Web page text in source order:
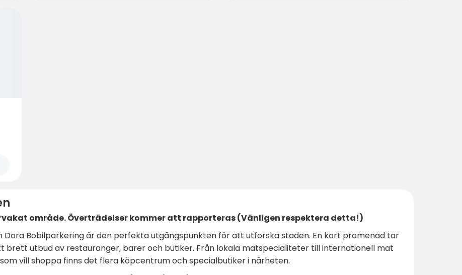
område. Överträdelser kommer att rapporteras (Vänligen respektera detta!)
Bobilparkering är den perfekta utgångspunkten för att utforska staden. En kort promenad tar
brett utbud av restauranger, barer och butiker. Från lokala matspecialiteter till internationell mat
vill shoppa finns det flera köpcentrum och specialbutiker i närheten.